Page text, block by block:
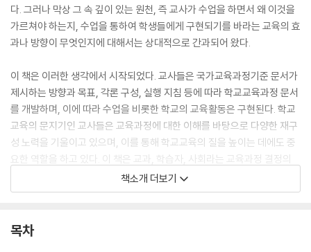
다. 그러나 막상 그 속 깊이 있는 원천, 즉 교사가 수업을 하면서 왜 이것을
가르쳐야 하는지, 수업을 통하여 학생들에게 구현되기를 바라는 교육의 효
과나 방향이 무엇인지에 대해서는 상대적으로 간과되어 왔다.
이 책은 이러한 생각에서 시작되었다. 교사들은 국가교육과정기준 문서가
제시하는 방향과 목표, 각론 구성, 실행 지침 등에 따라 학교교육과정 문서
를 개발하며, 이에 따라 수업을 비롯한 학교의 교육활동은 구현된다. 학교
교육의 문지기인 교사들은 교육과정에 대한 이해를 바탕으로 다양한 재구
성 노력을 기울이고 있으며, 이를 통해 학교교육의 질을 높이는 데에도 중
요한 역할을 하고 있다. 이 책은 교과, 학습자, 사회라는 교육과정 결정의
세 가지 요소를 바탕으로 하는 교육과정의 유형별 이론들을 탐색하고, 그
에 따라 실제로 수업할 수 있도록 교육과정 재구성 사례를 구체화해 본 것
책소개 더보기
목차